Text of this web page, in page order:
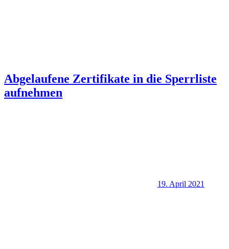
Abgelaufene Zertifikate in die Sperrliste
aufnehmen
19. April 2021